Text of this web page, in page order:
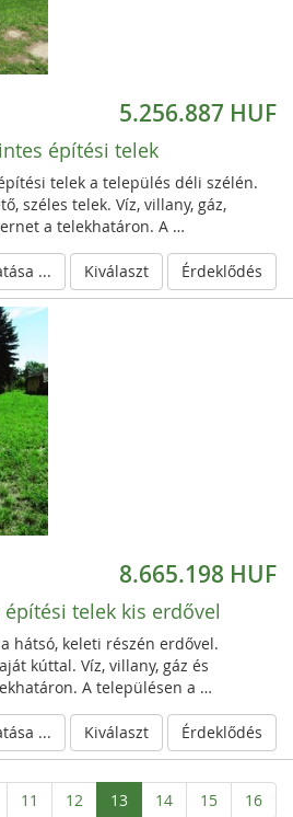
5.256.887 HUF
építési telek
telek a település déli szélén.
széles telek. Víz, villany, gáz,
a telekhatáron. A …
... Kiválaszt Érdeklődés
8.665.198 HUF
építési telek kis erdővel
hátsó, keleti részén erdővel.
kúttal. Víz, villany, gáz és
A településen a …
... Kiválaszt Érdeklődés
11 12 13 Aktuelle
14 15 16